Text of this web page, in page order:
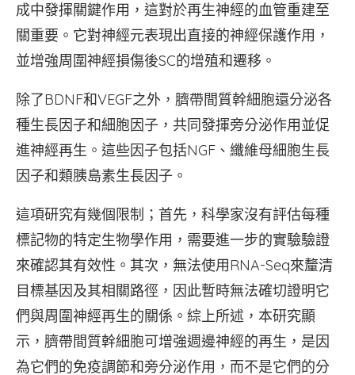
成中發揮關鍵作用，這對於再生神經的血管重建至
關重要。它對神經元表現出直接的神經保護作用，
並增強周圍神經損傷後SC的增殖和遷移。
除了BDNF和VEGF之外，臍帶間質幹細胞還分泌各
種生長因子和細胞因子，共同發揮旁分泌作用並促
進神經再生。這些因子包括NGF、纖維母細胞生長
因子和類胰島素生長因子。
這項研究有幾個限制；首先，科學家沒有評估每種
標記物的特定生物學作用，需要進一步的實驗驗證
來確認其有效性。其次，無法使用RNA-Seq來釐清
目標基因及其相關路徑，因此暫時無法確切證明它
們與周圍神經再生的關係。綜上所述，本研究顯
示，臍帶間質幹細胞可增強週邊神經的再生，是因
為它們的免疫調節和旁分泌作用，而不是它們的分